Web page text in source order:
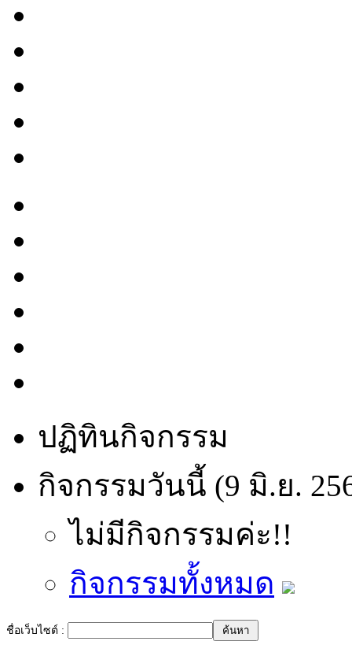
ปฏิทินกิจกรรม
กิจกรรมวันนี้ (9 มิ.ย.
ไม่มีกิจกรรมค่ะ!!
กิจกรรมทั้งหมด
ชื่อเว็บไซต์ :